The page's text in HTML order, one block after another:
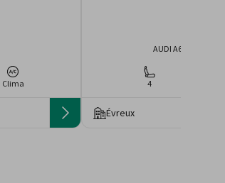
Clima
AUDI A6 AVANT
4
Évreux